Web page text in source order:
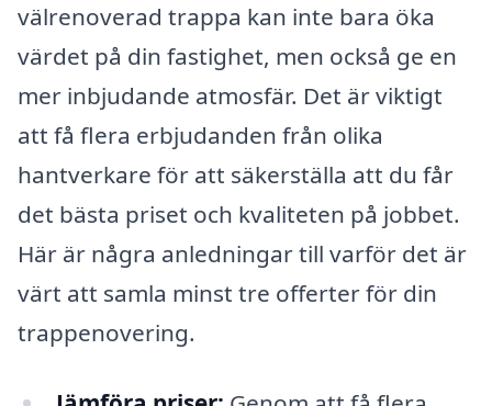
välrenoverad trappa kan inte bara öka
värdet på din fastighet, men också ge en
mer inbjudande atmosfär. Det är viktigt
att få flera erbjudanden från olika
hantverkare för att säkerställa att du får
det bästa priset och kvaliteten på jobbet.
Här är några anledningar till varför det är
värt att samla minst tre offerter för din
trappenovering.